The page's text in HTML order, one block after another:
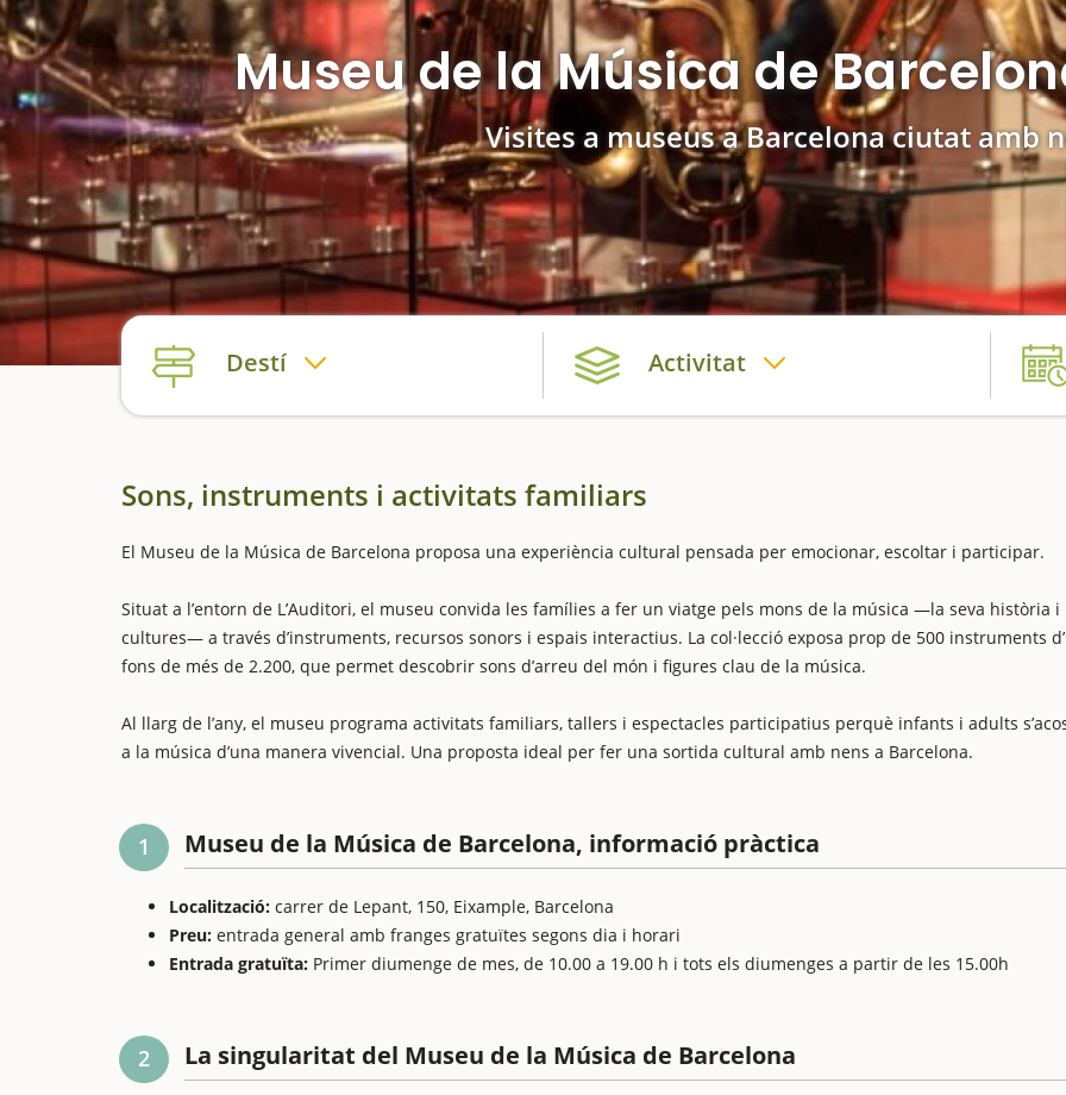
Museu de la Música de
Visites a museus a Barcelona ciutat amb
Destí Activitat
Sons, instruments i activitats familiars
El Museu de la Música de Barcelona proposa una experiència cultural pensada per emocionar, escoltar i participar.
Situat a l’entorn de L’Auditori, el museu convida les famílies a fer un viatge pels mons de la música —la seva història i
cultures— a través d’instruments, recursos sonors i espais interactius. La col·lecció exposa prop de 500 instruments
fons de més de 2.200, que permet descobrir sons d’arreu del món i figures clau de la música.
Al llarg de l’any, el museu programa activitats familiars, tallers i espectacles participatius perquè infants i adults
a la música d’una manera vivencial. Una proposta ideal per fer una sortida cultural amb nens a Barcelona.
1 Museu de la Música de Barcelona, informació pràctica
Localització: carrer de Lepant, 150, Eixample, Barcelona
Preu: entrada general amb franges gratuïtes segons dia i horari
Entrada gratuïta: Primer diumenge de mes, de 10.00 a 19.00 h i tots els diumenges a partir de les 15.00h
2 La singularitat del Museu de la Música de Barcelona